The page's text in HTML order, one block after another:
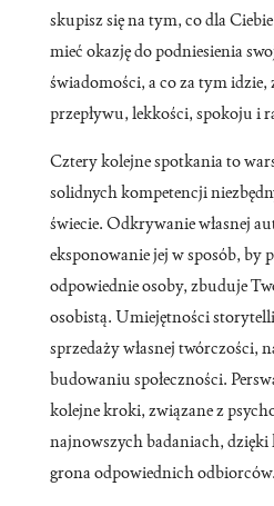
skupisz się na tym, co dla
mieć okazję do podniesienia
świadomości, a co za tym idzie,
przepływu, lekkości, spokoju i
Cztery kolejne spotkania to
solidnych kompetencji
świecie. Odkrywanie własnej
eksponowanie jej w sposób, by
odpowiednie osoby, zbuduje
osobistą. Umiejętności
sprzedaży własnej twórczości,
budowaniu społeczności.
kolejne kroki, związane z
najnowszych badaniach,
grona odpowiednich odbiorców.